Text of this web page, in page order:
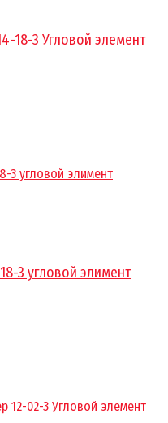
18-3 Угловой элемент
3 угловой элимент